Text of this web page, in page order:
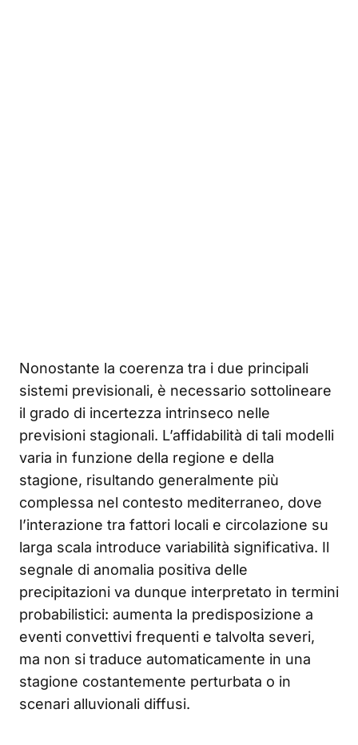
Nonostante la coerenza tra i due principali
sistemi previsionali, è necessario sottolineare
il grado di incertezza intrinseco nelle
previsioni stagionali. L’affidabilità di tali modelli
varia in funzione della regione e della
stagione, risultando generalmente più
complessa nel contesto mediterraneo, dove
l’interazione tra fattori locali e circolazione su
larga scala introduce variabilità significativa. Il
segnale di anomalia positiva delle
precipitazioni va dunque interpretato in termini
probabilistici: aumenta la predisposizione a
eventi convettivi frequenti e talvolta severi,
ma non si traduce automaticamente in una
stagione costantemente perturbata o in
scenari alluvionali diffusi.